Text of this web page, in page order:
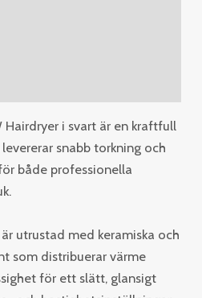
i svart är en kraftfull
snabb torkning och
både professionella
utrustad med keramiska och
som distribuerar värme
för ett slätt, glansigt